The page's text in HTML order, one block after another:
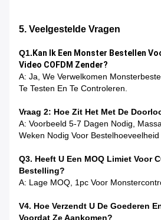
5. Veelgestelde Vragen
Q1. Kan Ik Een Monster Bestellen
Video COFDM Zender?
A: Ja, We Verwelkomen
Te Testen En Te Controleren.
Vraag 2: Hoe Zit Het Met De
A: Voorbeeld 5-7 Dagen Nodig,
Weken Nodig Voor
Q3. Heeft U Een MOQ Limiet Voor
Bestelling?
A: Lage MOQ, 1pc Voor
V4. Hoe Verzendt U De Goederen
Voordat Ze Aankomen?